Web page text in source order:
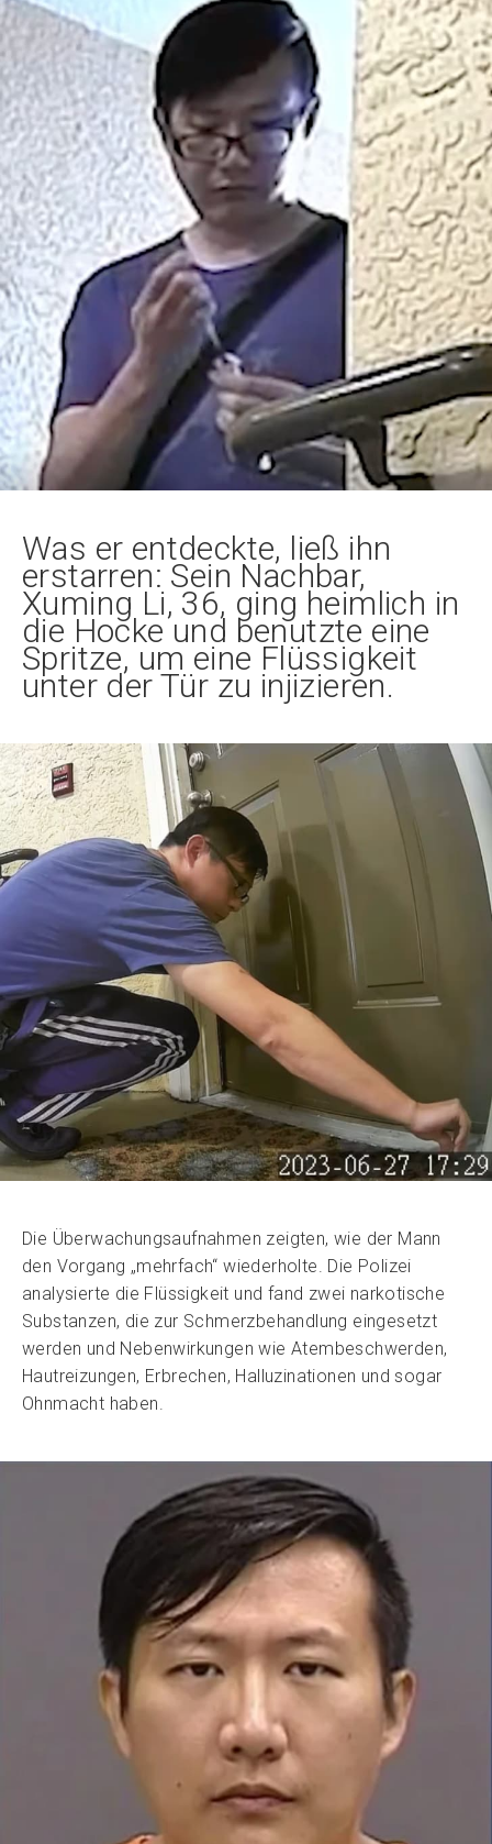
Was er entdeckte, ließ ihn
erstarren: Sein Nachbar,
Xuming Li, 36, ging heimlich in
die Hocke und benutzte eine
Spritze, um eine Flüssigkeit
unter der Tür zu injizieren.
Die Überwachungsaufnahmen zeigten, wie der Mann
den Vorgang „mehrfach“ wiederholte. Die Polizei
analysierte die Flüssigkeit und fand zwei narkotische
Substanzen, die zur Schmerzbehandlung eingesetzt
werden und Nebenwirkungen wie Atembeschwerden,
Hautreizungen, Erbrechen, Halluzinationen und sogar
Ohnmacht haben.